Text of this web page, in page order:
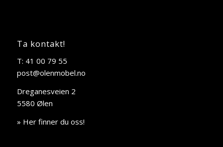
Ta kontakt!
T: 41 00 79 55
post@olenmobel.no
Dreganesveien 2
5580 Ølen
» Her finner du oss!